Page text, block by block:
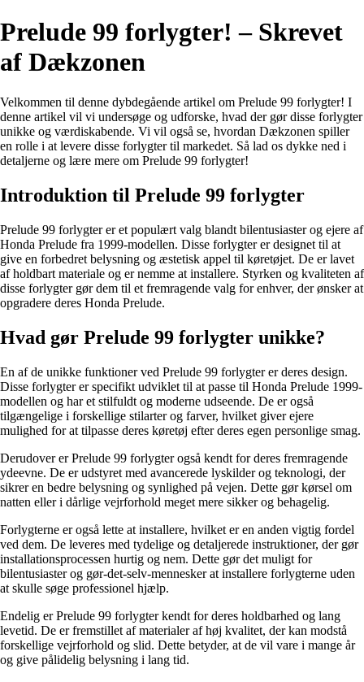
Prelude 99 forlygter! – Skrevet
af Dækzonen
Velkommen til denne dybdegående artikel om Prelude 99 forlygter! I
denne artikel vil vi undersøge og udforske, hvad der gør disse forlygter
unikke og værdiskabende. Vi vil også se, hvordan Dækzonen spiller
en rolle i at levere disse forlygter til markedet. Så lad os dykke ned i
detaljerne og lære mere om Prelude 99 forlygter!
Introduktion til Prelude 99 forlygter
Prelude 99 forlygter er et populært valg blandt bilentusiaster og ejere af
Honda Prelude fra 1999-modellen. Disse forlygter er designet til at
give en forbedret belysning og æstetisk appel til køretøjet. De er lavet
af holdbart materiale og er nemme at installere. Styrken og kvaliteten af
​​disse forlygter gør dem til et fremragende valg for enhver, der ønsker at
opgradere deres Honda Prelude.
Hvad gør Prelude 99 forlygter unikke?
En af de unikke funktioner ved Prelude 99 forlygter er deres design.
Disse forlygter er specifikt udviklet til at passe til Honda Prelude 1999-
modellen og har et stilfuldt og moderne udseende. De er også
tilgængelige i forskellige stilarter og farver, hvilket giver ejere
mulighed for at tilpasse deres køretøj efter deres egen personlige smag.
Derudover er Prelude 99 forlygter også kendt for deres fremragende
ydeevne. De er udstyret med avancerede lyskilder og teknologi, der
sikrer en bedre belysning og synlighed på vejen. Dette gør kørsel om
natten eller i dårlige vejrforhold meget mere sikker og behagelig.
Forlygterne er også lette at installere, hvilket er en anden vigtig fordel
ved dem. De leveres med tydelige og detaljerede instruktioner, der gør
installationsprocessen hurtig og nem. Dette gør det muligt for
bilentusiaster og gør-det-selv-mennesker at installere forlygterne uden
at skulle søge professionel hjælp.
Endelig er Prelude 99 forlygter kendt for deres holdbarhed og lang
levetid. De er fremstillet af materialer af høj kvalitet, der kan modstå
forskellige vejrforhold og slid. Dette betyder, at de vil vare i mange år
og give pålidelig belysning i lang tid.